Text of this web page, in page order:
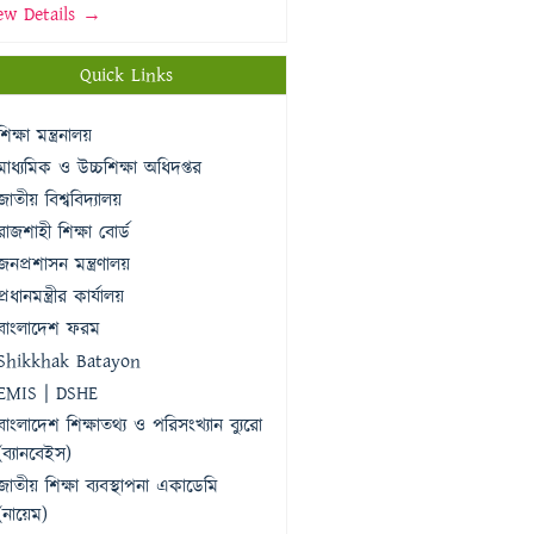
Details →
Quick Links
মন্ত্রনালয়
ও উচ্চশিক্ষা অধিদপ্তর
বিশ্ববিদ্যালয়
শিক্ষা বোর্ড
মন্ত্রণালয়
কার্যালয়
ফরম
Batayon
| DSHE
শিক্ষাতথ্য ও পরিসংখ্যান ব্যুরো
শিক্ষা ব্যবস্থাপনা একাডেমি